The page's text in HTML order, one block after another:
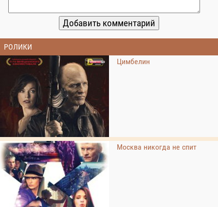
РОЛИКИ
Цимбелин
Москва никогда не спит